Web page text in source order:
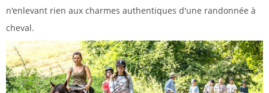
n'enlevant rien aux charmes authentiques d'une randonnée à
cheval.